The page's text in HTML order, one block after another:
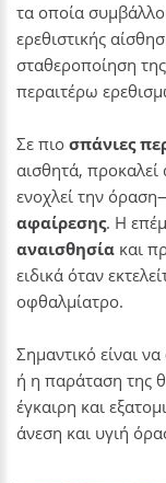
τα οποία
ερεθιστικής
σταθεροποίηση
περαιτέρω
Σε πιο σπάνιες
αισθητά, προκαλεί
ενοχλεί την
αφαίρεσης. Η
αναισθησία και
ειδικά όταν
οφθαλμίατρο.
Σημαντικό είναι να
ή η παράταση της
έγκαιρη και
άνεση και υγιή